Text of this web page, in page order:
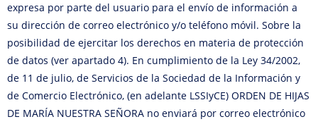
expresa por parte del usuario para el envío de información a
su dirección de correo electrónico y/o teléfono móvil. Sobre la
posibilidad de ejercitar los derechos en materia de protección
de datos (ver apartado 4). En cumplimiento de la Ley 34/2002,
de 11 de julio, de Servicios de la Sociedad de la Información y
de Comercio Electrónico, (en adelante LSSIyCE) ORDEN DE HIJAS
DE MARÍA NUESTRA SEÑORA no enviará por correo electrónico